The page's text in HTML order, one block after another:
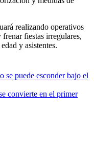
realizando operativos
fiestas irregulares,
y asistentes.
se puede esconder bajo el
convierte en el primer